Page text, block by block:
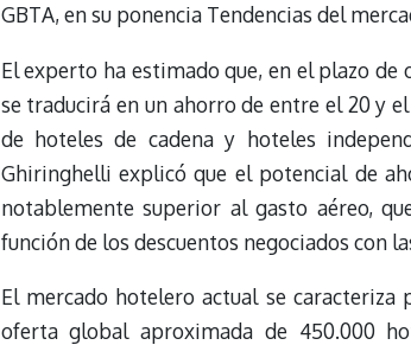
GBTA, en su ponencia Tendencias del
El experto ha estimado que, en el plazo de
se traducirá en un ahorro de entre el 20 y
de hoteles de cadena y hoteles
Ghiringhelli explicó que el potencial de
notablemente superior al gasto aéreo,
función de los descuentos negociados con
El mercado hotelero actual se
oferta global aproximada de 450.000